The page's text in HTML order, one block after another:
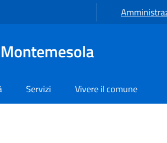
Servizi Vivere il comune